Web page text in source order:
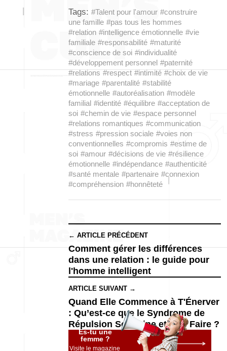
Tags: #Talent pour l'amour #construire
une famille #pas tous les hommes
#relation #intelligence émotionnelle #vie
familiale #responsabilité #maturité
#conscience de soi #individualité
#développement personnel #paternité
#relations #respect #intimité #choix de vie
#mariage #parentalité #stabilité
émotionnelle #autoréalisation #modèle
familial #identité #équilibre #acceptation de
soi #chemin de vie #espace personnel
#relations romantiques #communication
#stress #pression sociale #voies non
conventionnelles #compromis #estime de
soi #amour #décisions de vie #résilience
émotionnelle #indépendance #authenticité
#santé mentale #partenaire #connexion
#compréhension #honnêteté
← ARTICLE PRÉCÉDENT
Comment gérer les différences
dans une relation : le guide pour
l'homme intelligent
ARTICLE SUIVANT →
Quand Elle Commence à T'Énerv er
: Qu’est-ce que le Syndrome de
Répulsion Soudaine et Que Faire ?
Es-tu une
femme ?
Visite le magazine